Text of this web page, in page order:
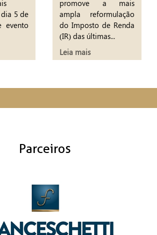
5 de
evento
promove a mais
ampla reformulação
do Imposto de Renda
(IR) das últimas...
Leia mais
Parceiros